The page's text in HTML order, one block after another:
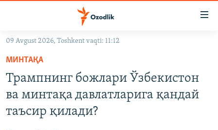
Асосий
навигацияга
ўтинг
Қидиришга
ўтинг
OZODARXIV
На русском
09 Avgust 2026, Toshkent vaqti: 11:12
МИНТАҚА
Трампнинг божлари Ўзбекистон
ва минтақа давлатларига қандай
таъсир қилади?